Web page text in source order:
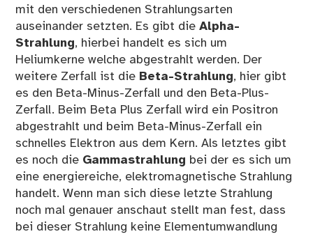
mit den verschiedenen Strahlungsarten
auseinander setzten. Es gibt dieAlpha-
Strahlung, hierbei handelt es sich um
Heliumkerne welche abgestrahlt werden. Der
weitere Zerfall ist die Beta-Strahlung, hier gibt
es den Beta-Minus-Zerfall und den Beta-Plus-
Zerfall. Beim Beta Plus Zerfall wird ein Positron
abgestrahlt und beim Beta-Minus-Zerfall ein
schnelles Elektron aus dem Kern. Als letztes gibt
es noch die Gammastrahlung bei der es sich um
eine energiereiche, elektromagnetische Strahlung
handelt. Wenn man sich diese letzte Strahlung
noch mal genauer anschaut stellt man fest, dass
bei dieser Strahlung keine Elementumwandlung